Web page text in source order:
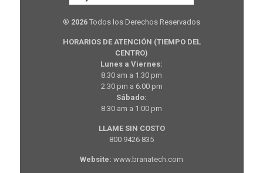
® 2026 Todos los Derechos Reservados
HORARIOS DE ATENCIÓN (TIEMPO DEL
CENTRO)
Lunes a Viernes:
8:30 am a 1:30 pm
2:30 pm a 6:00 pm
Sábado:
8:30 am a 1:00 pm
LLAME SIN COSTO
800 9426 835
Website: www.branatech.com